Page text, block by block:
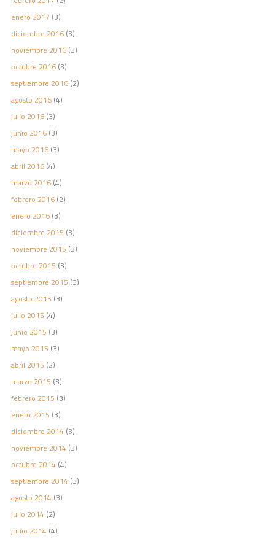
enero 2017 (3)
diciembre 2016(3)
noviembre 2016(3)
octubre 2016(3)
septiembre 2016(2)
agosto 2016(4)
julio 2016(3)
junio 2016(3)
mayo 2016(3)
abril 2016(4)
marzo 2016(4)
febrero 2016(2)
enero 2016(3)
diciembre 2015 (3)
noviembre 2015 (3)
octubre 2015 (3)
septiembre 2015 (3)
agosto 2015 (3)
julio 2015 (4)
junio 2015 (3)
mayo 2015 (3)
abril 2015 (2)
marzo 2015 (3)
febrero 2015 (3)
enero 2015 (3)
diciembre 2014 (3)
noviembre 2014 (3)
octubre 2014 (4)
septiembre 2014 (3)
agosto 2014 (3)
julio 2014 (2)
junio 2014 (4)